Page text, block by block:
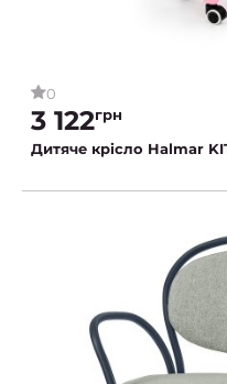
0
3 122грн
Дитяче крісло Halmar